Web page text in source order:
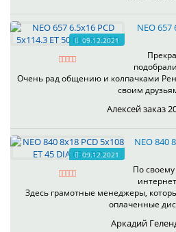
09.12.2021
NEO 657
Очень рад общению и колпачками
своим
Алексей заказ
09.12.2021
NEO 840
По
Здесь грамотные менеджеры,
оплаченные
Аркадий